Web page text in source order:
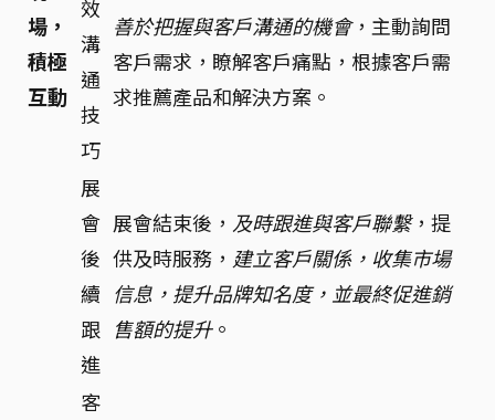
場，
積極
互動
效
溝
通
技
巧
善於把握與客戶溝通的機會，主動詢問
客戶需求，瞭解客戶痛點，根據客戶需
求推薦產品和解決方案。
展
會
後
續
跟
進
展會結束後， 及時跟進與客戶聯繫，提
供及時服務， 建立客戶關係，收集市場
信息，提升品牌知名度，並最終促進銷
售額的提升。
客